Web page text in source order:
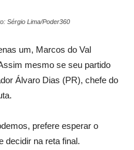
Sérgio Lima/Poder360
um, Marcos do Val
mesmo se seu partido
Álvaro Dias (PR), chefe do
prefere esperar o
decidir na reta final.